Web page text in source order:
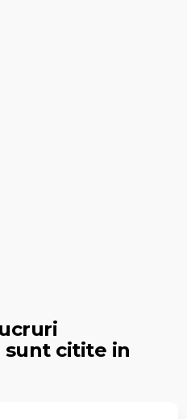
sunt citite in